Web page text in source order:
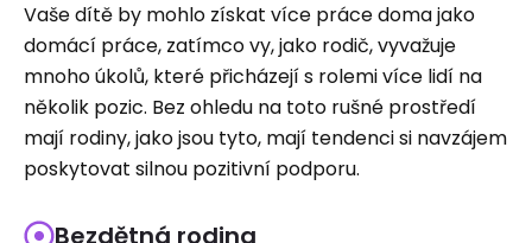
Vaše dítě by mohlo získat více práce doma jako
domácí práce, zatímco vy, jako rodič, vyvažuje
mnoho úkolů, které přicházejí s rolemi více lidí na
několik pozic. Bez ohledu na toto rušné prostředí
mají rodiny, jako jsou tyto, mají tendenci si navzájem
poskytovat silnou pozitivní podporu.
Bezdětná rodina